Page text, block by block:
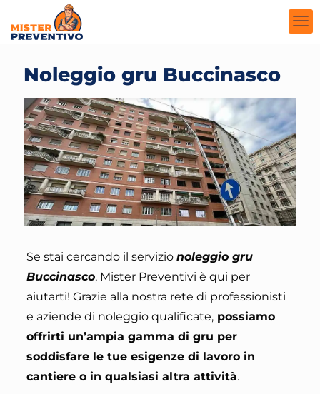
Noleggio gru Buccinasco
Se stai cercando il servizio noleggio gru
Buccinasco, Mister Preventivi è qui per
aiutarti! Grazie alla nostra rete di professionisti
e aziende di noleggio qualificate,possiamo
offrirti un’ampia gamma di gru per
soddisfare le tue esigenze di lavoro in
cantiere o in qualsiasi altra attività.